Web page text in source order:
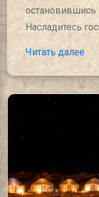
остановившись
Насладитесь
Читать далее